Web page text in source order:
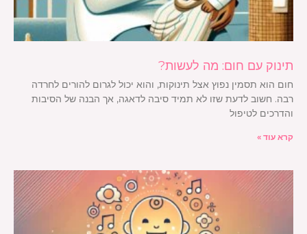
תינוק עם חום: מה לעשות?
חום הוא תסמין נפוץ אצל תינוקות, והוא יכול לגרום להורים לחרדה
רבה. חשוב לדעת שזו לא תמיד סיבה לדאגה, אך הבנה של הסיבות
והדרכים לטיפול
קרא עוד »